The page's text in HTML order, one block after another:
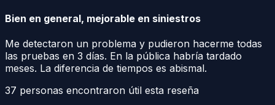
Bien en general, mejorable en siniestros
Me detectaron un problema y pudieron hacerme todas
las pruebas en 3 días. En la pública habría tardado
meses. La diferencia de tiempos es abismal.
37 personas encontraron útil esta reseña